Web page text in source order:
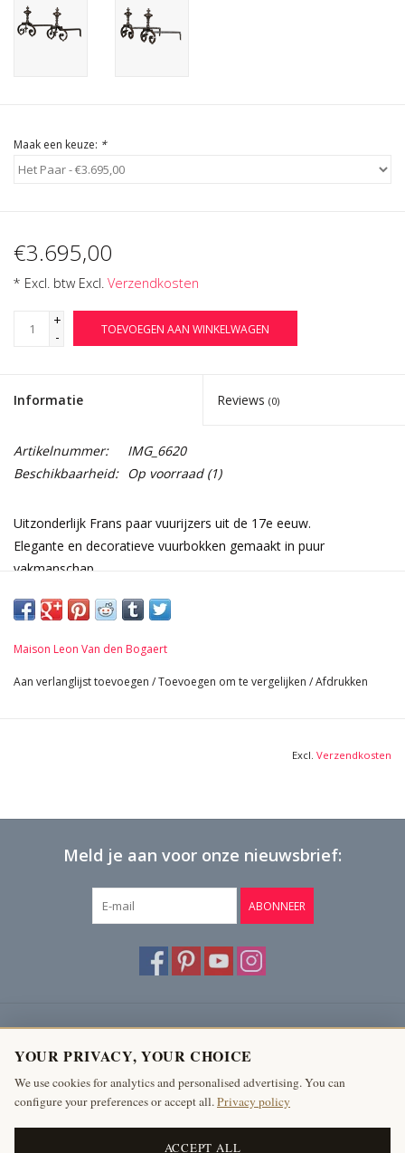
Maak een keuze: *
€3.695,00
* Excl. btw Excl. Verzendkosten
+
-
TOEVOEGEN AAN WINKELWAGEN
Informatie Reviews (0)
Artikelnummer:
IMG_6620
Beschikbaarheid: Op voorraad(1)
Uitzonderlijk Frans paar vuurijzers uit de 17e eeuw.
Elegante en decoratieve vuurbokken gemaakt in puur
vakmanschap.
in de kamer.
35 cm Hoogte 13,78 Inch
28 cm Breedte per stuk 11,02 Inch
Maison Leon Van den Bogaert
Aan verlanglijst toevoegen /Toevoegen om te vergelijken /Afdrukken
Excl. Verzendkosten
Meld je aan voor onze nieuwsbrief:
ABONNEER
Producten
Mijn account
The Antique Fireplace Bank
YOUR PRIVACY, YOUR CHOICE
We use cookies for analytics and personalised advertising. You can
configure your preferences or accept all.Privacy policy
ACCEPT ALL